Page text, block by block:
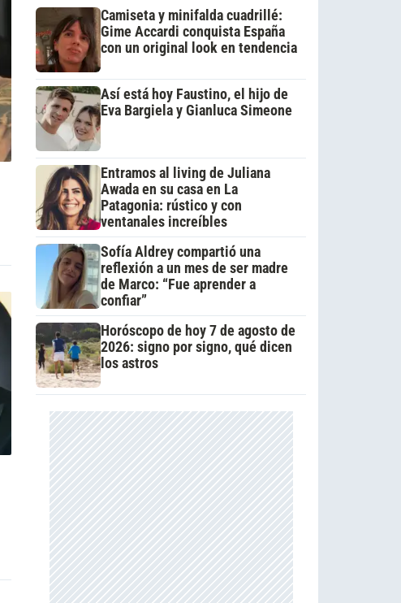
Camiseta y minifalda cuadrillé:
Gime Accardi conquista España
con un original look en tendencia
Así está hoy Faustino, el hijo de
Eva Bargiela y Gianluca Simeone
Entramos al living de Juliana
Awada en su casa en La
Patagonia: rústico y con
ventanales increíbles
Sofía Aldrey compartió una
reflexión a un mes de ser madre
de Marco: “Fue aprender a
confiar”
Horóscopo de hoy 7 de agosto de
2026: signo por signo, qué dicen
los astros